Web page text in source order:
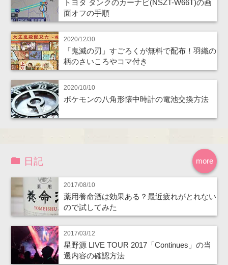
トヨタ タンクのカーナビ(NSZT-W66T)の画
面オフの手順
2020/12/30
「鬼滅の刃」すごろくが無料で配布！羽織の
柄のさいころやコマ付き
2020/10/10
ポケモンの八角形懐中時計の電池交換方法
more
日記
2017/08/10
薬用養命酒は効果ある？最近疲れがとれない
ので試してみた
2017/03/12
星野源 LIVE TOUR 2017「Continues」の当
選内容の確認方法